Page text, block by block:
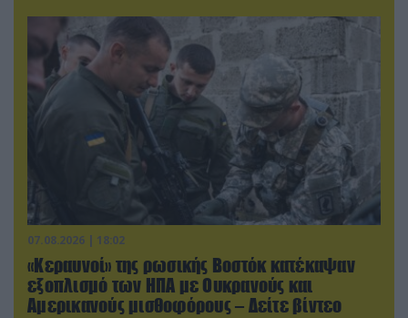
07.08.2026 | 18:02
«Κεραυνοί» της ρωσικής Βοστόκ κατέκαψαν
εξοπλισμό των ΗΠΑ με Ουκρανούς και
Αμερικανούς μισθοφόρους – Δείτε βίντεο